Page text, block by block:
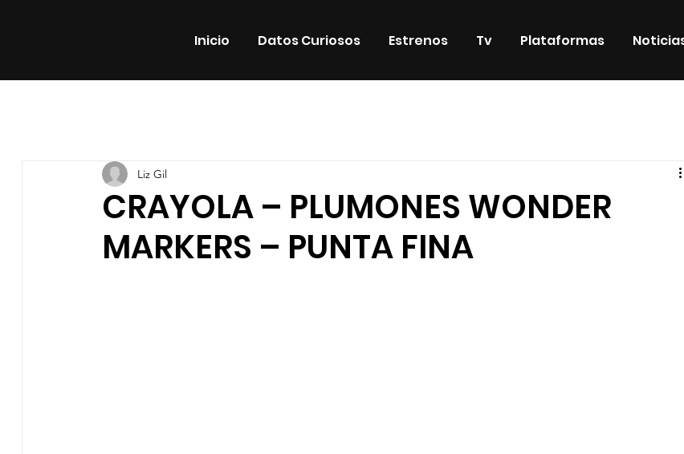
Inicio Datos Curiosos Estrenos Tv Plataformas
Teatro
CRAYOLA – PLUMONES WONDER
MARKERS – PUNTA FINA
Liz Gil